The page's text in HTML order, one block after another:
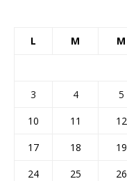
L M M
3
4 5
10
11 12
17
18 19
24
25 26